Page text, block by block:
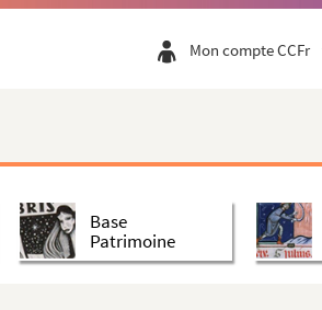
Mon compte CCFr
Base
Patrimoine